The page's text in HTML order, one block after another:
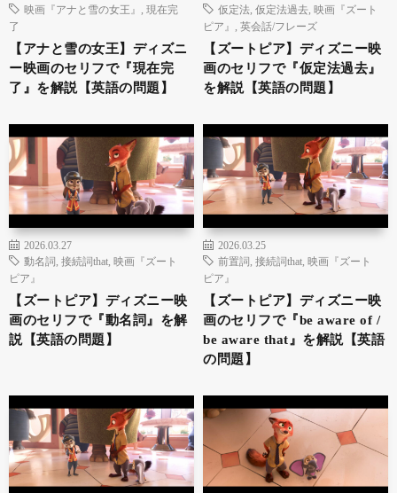
映画『アナと雪の女王』 , 現在完
了
【アナと雪の女王】ディズニ
ー映画のセリフで『現在完
了』を解説【英語の問題】
仮定法, 仮定法過去, 映画『ズート
ピア』 , 英会話/フレーズ
【ズートピア】ディズニー映
画のセリフで『仮定法過去』
を解説【英語の問題】
2026.03.27
動名詞 , 接続詞that, 映画『ズート
ピア』
【ズートピア】ディズニー映
画のセリフで『動名詞』を解
説【英語の問題】
2026.03.25
前置詞 , 接続詞that, 映画『ズート
ピア』
【ズートピア】ディズニー映
画のセリフで『be aware of /
be aware that』を解説【英語
の問題】